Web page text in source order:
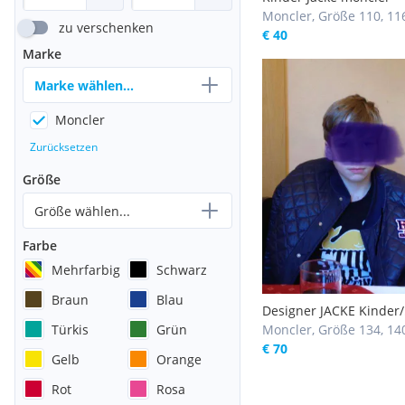
zu verschenken
Marke
Marke wählen...
Moncler
Zurücksetzen
Größe
Größe wählen...
Farbe
Mehrfarbig
Schwarz
Braun
Blau
Türkis
Grün
Gelb
Orange
Rot
Rosa
Moncler, Größe 110,
€ 40
Designer JACKE Kinder/
Judendliche von
MORELLO,
Moncler, Größe 134,
€ 70